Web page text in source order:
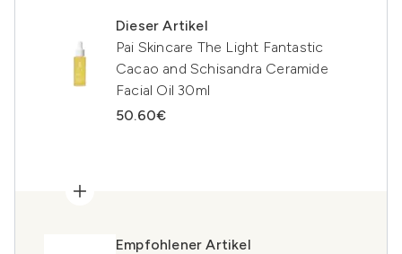
Dieser Artikel
Pai Skincare The Light Fantastic
Cacao and Schisandra Ceramide
Facial Oil 30ml
50.60€
Empfohlener Artikel